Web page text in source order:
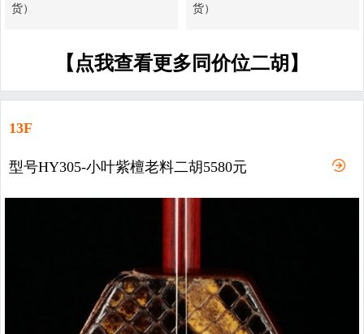
货）
货）
【点我查看更多同价位二胡】
13F
型号HY305-小叶紫檀老料二胡5580元